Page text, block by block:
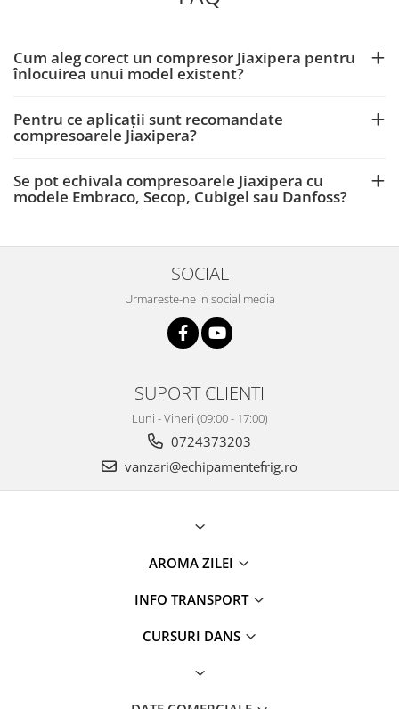
Cum aleg corect un compresor Jiaxipera pentru
înlocuirea unui model existent?
Pentru ce aplicații sunt recomandate
compresoarele Jiaxipera?
Se pot echivala compresoarele Jiaxipera cu
modele Embraco, Secop, Cubigel sau Danfoss?
SOCIAL
Urmareste-ne in social media
SUPORT CLIENTI
Luni - Vineri (09:00 - 17:00)
0724373203
vanzari@echipamentefrig.ro
AROMA ZILEI
INFO TRANSPORT
CURSURI DANS